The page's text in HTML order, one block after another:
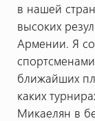
в нашей
высоких
Армении. Я
ближайших
каких
Микаелян в